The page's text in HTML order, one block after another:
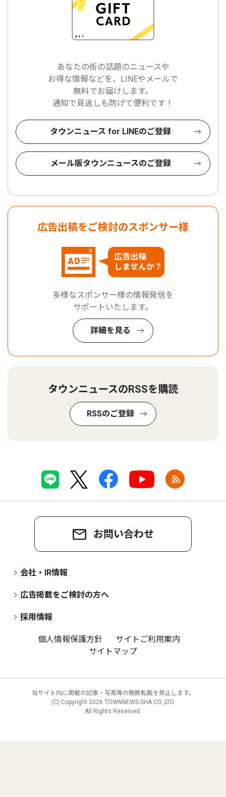
あなたの街の話題のニュースや
お得な情報などを、LINEやメールで
無料でお届けします。
通知で見逃しも防げて便利です！
タウンニュース for LINEのご登録
メール版タウンニュースのご登録
広告出稿をご検討のスポンサー様
広告出稿
しませんか？
多様なスポンサー様の情報発信を
サポートいたします。
詳細を見る
タウンニュースのRSSを購読
RSSのご登録
お問い合わせ
会社・IR情報
広告掲載をご検討の方へ
採用情報
個人情報保護方針
サイトご利用案内
サイトマップ
当サイト内に掲載の記事・写真等の無断転載を禁止します。
(C) Copyright 2026 TOWNNEWS-SHA CO.,LTD.
All Rights Reserved.